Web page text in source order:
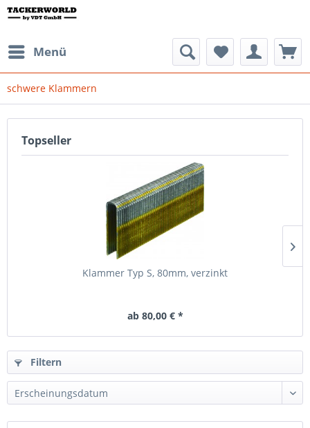
Menü
schwere Klammern
Topseller
Klammer Typ S, 80mm, verzinkt
ab 80,00 € *
Filtern